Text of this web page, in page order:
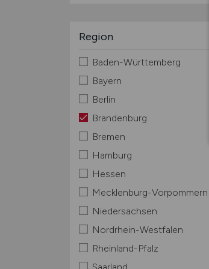
Region
Baden-Württemberg
Bayern
Berlin
Brandenburg
Bremen
Hamburg
Hessen
Mecklenburg-Vorpommern
Niedersachsen
Nordrhein-Westfalen
Rheinland-Pfalz